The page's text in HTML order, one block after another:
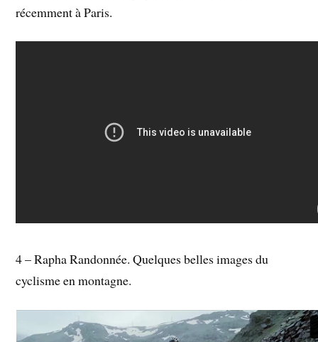
récemment à Paris.
4 – Rapha Randonnée. Quelques belles images du
cyclisme en montagne.